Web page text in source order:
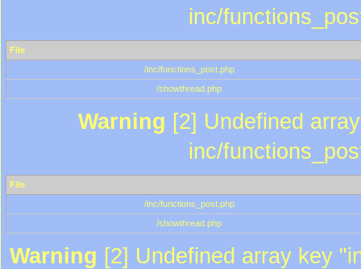
inc/
File
/inc/functions_post.php
/showthread.php
Warning [2] Undefined
inc/
File
/inc/functions_post.php
/showthread.php
Warning [2] Undefined array key